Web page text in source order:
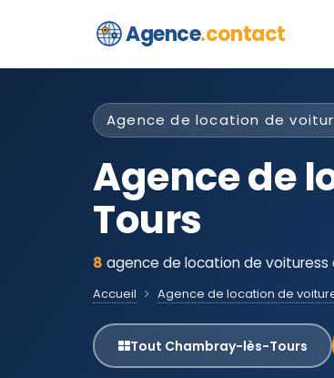
Agence.contact
Agence de location de
Agence de
Tours
8 agence de location de voituress
Accueil Agence de location de
Tout Chambray-lès-Tours